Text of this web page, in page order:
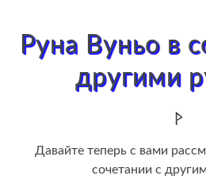
Руна Вуньо в
другими
Давайте теперь с вами
сочетании с